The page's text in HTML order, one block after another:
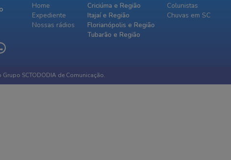
Home
Expediente
Nossas rádios
Criciúma e Região
Itajaí e Região
Florianópolis e Região
Tubarão e Região
Colunistas
Chuvas em SC
SCTODODIA de Comunicação.